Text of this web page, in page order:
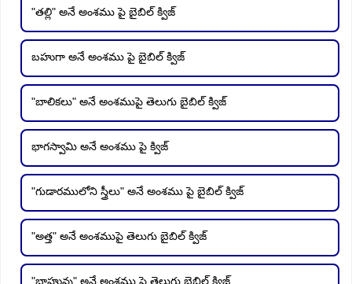
"తల్లి" అనే అంశము పై బైబిల్ క్విజ్
బహుగా అనే అంశము పై బైబిల్ క్విజ్
"బాలికలు" అనే అంశముపై తెలుగు బైబిల్ క్విజ్
భాగస్వామి అనే అంశము పై క్విజ్
"గుడారములోని స్త్రీలు" అనే అంశము పై బైబిల్ క్విజ్
"అత్త" అనే అంశముపై తెలుగు బైబిల్ క్విజ్
"బాహువు" అనే అంశము పై తెలుగు బైబిల్ క్విజ్